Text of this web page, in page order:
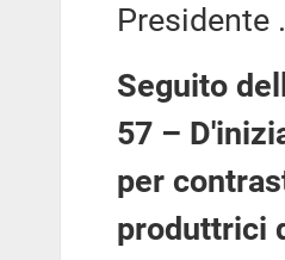
Presidente
Seguito
57 –
per
produttrici